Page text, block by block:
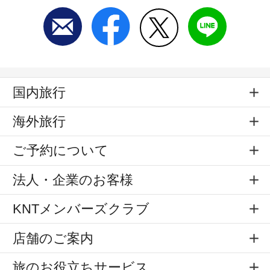
国内旅行
海外旅行
ご予約について
法人・企業のお客様
KNTメンバーズクラブ
店舗のご案内